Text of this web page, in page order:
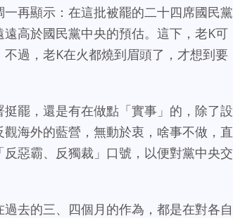
再顯示：在這批被罷的二十四席國民黨
高於國民黨中央的預估。這下，老K可
過，老K在火都燒到眉頭了，才想到要
罷，還是有在做點「實事」的，除了設
海外的藍營，無動於衷，啥事不做，直
惡霸、反獨裁」口號，以便對黨中央交
去的三、四個月的作為，都是在對各自